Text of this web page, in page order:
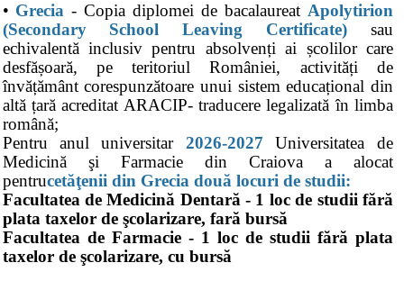
• Grecia- Copia diplomei de bacalaureat Apolytirion
(Secondary School Leaving Certificate) sau
echivalentă inclusiv pentru absolvenți ai școlilor care
desfășoară, pe teritoriul României, activități de
învățământ corespunzătoare unui sistem educațional din
altă țară acreditat ARACIP- traducere legalizată în limba
română;
Pentru anul universitar 2026-2027Universitatea de
Medicină şi Farmacie din Craiova a alocat
pentrucetăţenii din Grecia două locuri de studii:
Facultatea de Medicină Dentară - 1 loc de studii fără
plata taxelor de şcolarizare, fară bursă
Facultatea de Farmacie - 1 loc de studii fără plata
taxelor de şcolarizare, cu bursă